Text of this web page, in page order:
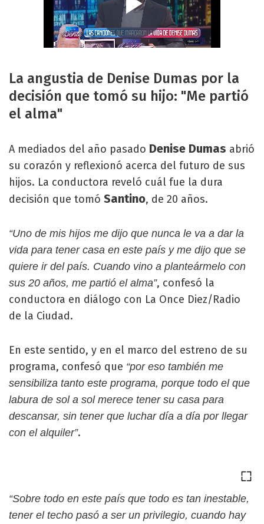
La angustia de Denise Dumas por la
decisión que tomó su hijo: "Me partió
el alma"
A mediados del año pasado Denise Dumas abrió
su corazón y reflexionó acerca del futuro de sus
hijos. La conductora reveló cuál fue la dura
decisión que tomó Santino, de 20 años.
“Uno de mis hijos me dijo que nunca le va a dar la
vida para tener casa en este país y me dijo que se
quiere ir del país. Cuando vino a planteármelo con
sus 20 años, me partió el alma”, confesó la
conductora en diálogo con La Once Diez/Radio
de la Ciudad.
En este sentido, y en el marco del estreno de su
programa, confesó que “por eso también me
sensibiliza tanto este programa, porque todo el que
labura de sol a sol merece tener su casa para
descansar, sin tener que luchar día a día por llegar
con el alquiler”.
“Sobre todo en este país que todo es tan inestable,
tener el techo pasó a ser un privilegio, cuando hay